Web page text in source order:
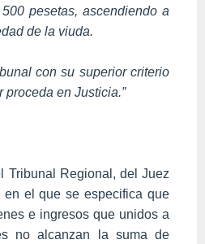
pesetas, ascendiendo a
de la viuda.
con su superior criterio
proceda en Justicia.”
Tribunal Regional, del Juez
en el que se especifica que
e ingresos que unidos a
no alcanzan la suma de